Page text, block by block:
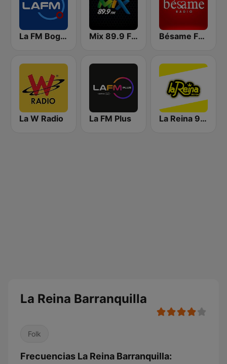
La FM Bogotá Mix 89.9 FM Medellin Bésame FM Bogotá
La W Radio La FM Plus La Reina 95.5 Cartagena
La Reina Barranquilla
Folk
Frecuencias La Reina Barranquilla: